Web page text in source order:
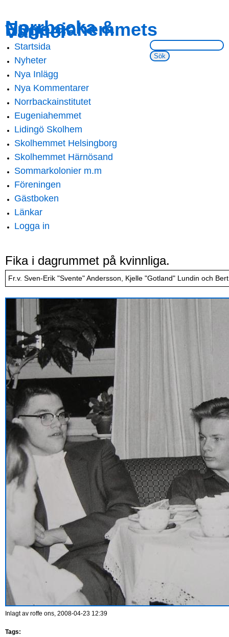
main
content
navigation
Norrbacka &
Eugeniahemmets
Vänner
Sök på webbsidan:
Main menu
Startsida
Nyheter
Nya Inlägg
Nya Kommentarer
Norrbackainstitutet
Eugeniahemmet
Lidingö Skolhem
Skolhemmet Helsingborg
Skolhemmet Härnösand
Sommarkolonier m.m
Föreningen
Gästboken
Länkar
Logga in
Fika i dagrummet på kvinnliga.
Fr.v. Sven-Erik "Svente" Andersson, Kjelle "Gotland" Lundin och
Inlagt av roffe ons, 2008-04-23 12:39
Tags: